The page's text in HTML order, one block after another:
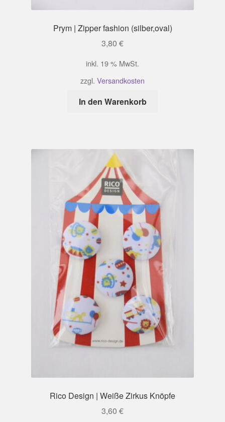
Prym | Zipper fashion (silber,oval)
3,80 €
inkl. 19 % MwSt.
zzgl. Versandkosten
In den Warenkorb
Rico Design | Weiße Zirkus Knöpfe
3,60 €